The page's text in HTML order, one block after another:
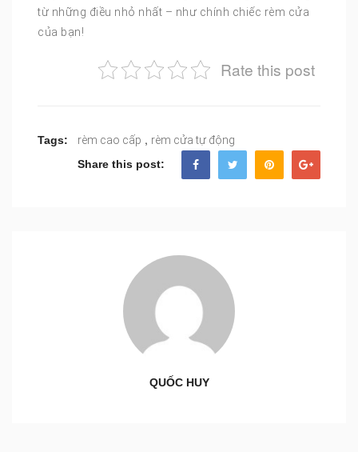
từ những điều nhỏ nhất – như chính chiếc rèm cửa
của bạn!
Rate this post
Tags: rèm cao cấp , rèm cửa tự động
Share this post:
QUỐC HUY